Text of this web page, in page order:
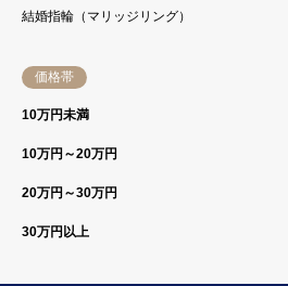
結婚指輪（マリッジリング）
価格帯
10万円未満
10万円～20万円
20万円～30万円
30万円以上